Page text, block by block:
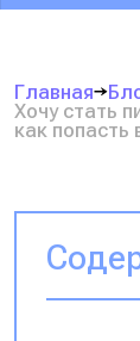
Главная
Хочу стать
как